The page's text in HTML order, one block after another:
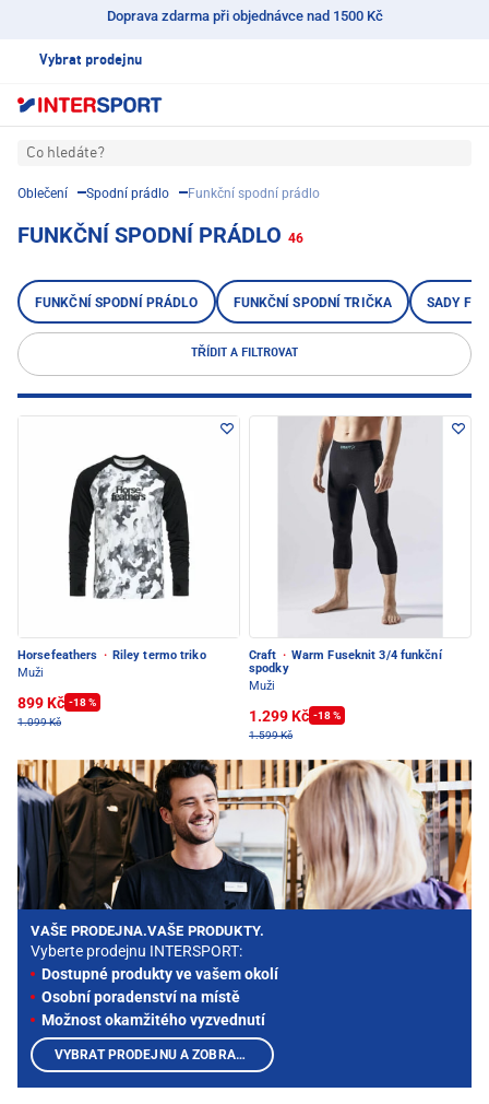
Doprava zdarma při objednávce nad 1500 Kč
Vybrat prodejnu
Co hledáte?
Oblečení Spodní prádlo Funkční spodní prádlo
FUNKČNÍ SPODNÍ PRÁDLO 46
FUNKČNÍ SPODNÍ PRÁDLO FUNKČNÍ SPODNÍ TRIČKA SADY
TŘÍDIT A FILTROVAT
Horsefeathers · Riley termo triko
Muži
899 Kč -18 %
1.099 Kč
Craft · Warm Fuseknit 3/4 funkční
spodky
Muži
1.299 Kč -18 %
1.599 Kč
VAŠE PRODEJNA.VAŠE PRODUKTY.
Vyberte prodejnu INTERSPORT:
Dostupné produkty ve vašem okolí
Osobní poradenství na místě
Možnost okamžitého vyzvednutí
VYBRAT PRODEJNU A ZOBRAZIT PRODUKTY